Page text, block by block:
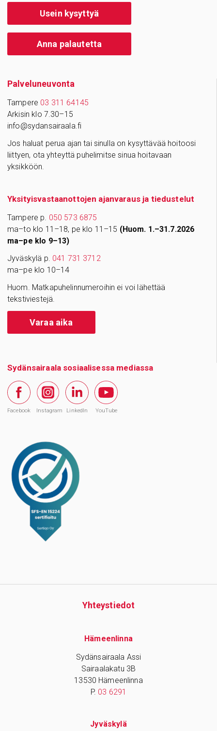
Usein kysyttyä
Anna palautetta
Palve­lu­neu­vonta
Tampere 03 311 64145
Arkisin klo 7.30–15
info@sydansairaala.fi
Jos haluat perua ajan tai sinulla on kysyttävää hoitoosi
liittyen, ota yhteyttä puhelimitse sinua hoitavaan
yksikköön.
Yksityisvastaanottojen ajanvaraus ja tiedustelut
Tampere p. 050 573 6875
ma–to klo 11–18, pe klo 11–15 (Huom. 1.–31.7.2026
ma–pe klo 9–13)
Jyväskylä p. 041 731 3712
ma–pe klo 10–14
Huom. Matkapuhelinnumeroihin ei voi lähettää
tekstiviestejä.
Varaa aika
Sydänsairaala sosiaalisessa mediassa
Facebook Instagram LinkedIn YouTube
Yhteys­tiedot
Hämeenlinna
Sydänsairaala Assi
Sairaalakatu 3B
13530 Hämeenlinna
P. 03 6291
Jyväskylä